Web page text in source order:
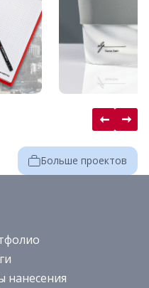
Больше проектов
нанесения